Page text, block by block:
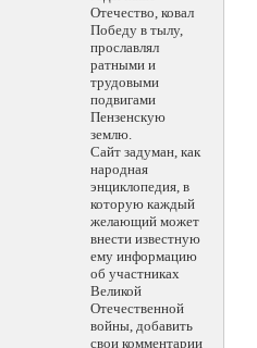
Отечество, ковал
Победу в тылу,
прославлял
ратными и
трудовыми
подвигами
Пензенскую
землю.
Сайт задуман, как
народная
энциклопедия, в
которую каждый
желающий может
внести известную
ему информацию
об участниках
Великой
Отечественной
войны, добавить
свои комментарии